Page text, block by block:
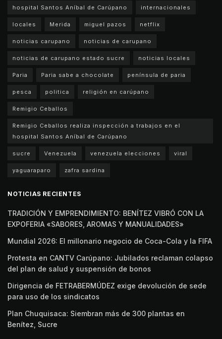
hospital Santos Aníbal de Carúpano internacionales
locales Merida miguel pazos netflix
noticias carupano noticias de carupano
noticias de carupano estado sucre noticias locales
Paria Paria sabe a chocolate península de paria
pesca politica religión en carúpano
Remigio Ceballos
Remigio Ceballos realiza inspección a trabajos en el
hospital Santos Aníbal de Carúpano
sucre Venezuela venezuela elecciones viral
yaguaraparo zafra sardina
NOTICIAS RECIENTES
TRADICIÓN Y EMPRENDIMIENTO: BENÍTEZ VIBRÓ CON LA
EXPOFERIA «SABORES, AROMAS Y MANUALIDADES»
Mundial 2026: El millonario negocio de Coca-Cola y la FIFA
Protesta en CANTV Carúpano: Jubilados reclaman colapso
del plan de salud y suspensión de bonos
Dirigencia de FETRABERMÚDEZ exige devolución de sede
para uso de los sindicatos
Plan Chuquisaca: Siembran más de 300 plantas en
Benítez, Sucre